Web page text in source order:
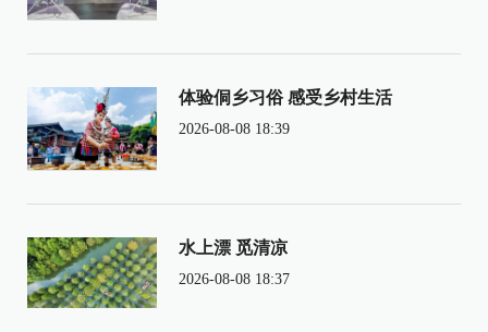
体验侗乡习俗 感受乡村生活
2026-08-08 18:39
水上漂 觅清凉
2026-08-08 18:37